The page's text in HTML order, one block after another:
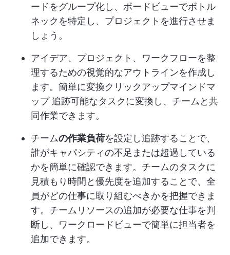
ードをグループ化し、ボードビューでボトル
ネックを特定し、プロジェクトを進行させま
しょう。
アイデア、プロジェクト、ワークフローを整
理するための視覚的なアウトラインを作成し
ます。簡単に変換クリックアップマインドマ
ップ追跡可能なタスクに変換し、チームと共
同作業できます。
チームの作業負荷を設定し追跡することで、
誰がキャパシティの不足または超過している
かを簡単に確認できます。チームのタスクに
見積もり時間と優先度を追加することで、全
員がどの仕事に取り組むべきかを把握できま
す。チームリソースの追加が必要な仕事を判
断し、ワークロードビューで簡単に担当者を
追加できます。